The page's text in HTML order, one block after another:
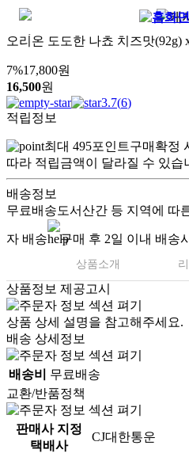
오리온 도도한 나쵸 치즈맛(92g)
7%17,800원
16,500원
3.7(6)
적립정보
최대 495포인트구매확정
따라 적립금액이 달라질 수 있습
배송정보
무료배송도서산간 등 지역에 따
자 배송 구매 후 2일 이내 배송
상품소개
상품정보 제공고시
상품 상세 설명을 참고해주세요.
배송 상세정보
배송비
무료배송
교환/반품정책
판매사 지정
택배사
CJ대한통운